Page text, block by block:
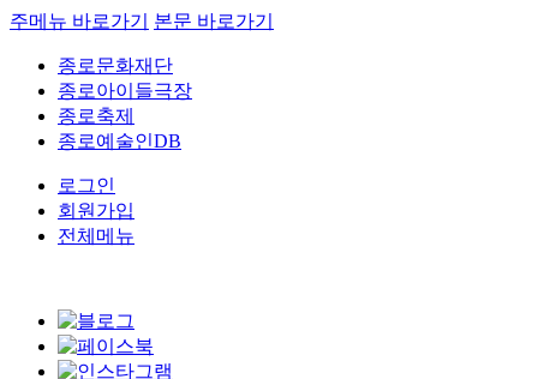
주메뉴 바로가기 본문 바로가기
종로문화재단
종로아이들극장
종로축제
종로예술인DB
로그인
회원가입
전체메뉴